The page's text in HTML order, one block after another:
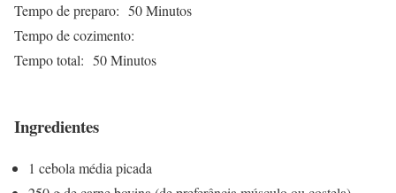
Tempo de preparo: 50 Minutos
Tempo de cozimento:
Tempo total: 50 Minutos
Ingredientes
1 cebola média picada